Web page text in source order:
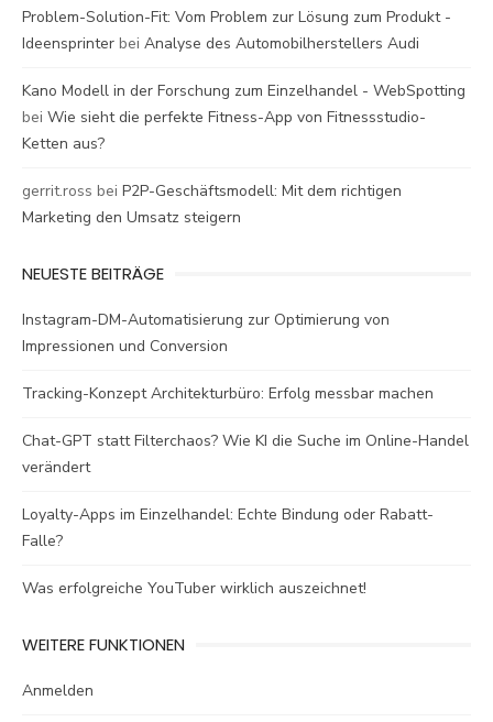
Problem-Solution-Fit: Vom Problem zur Lösung zum Produkt -
Ideensprinter bei Analyse des Automobilherstellers Audi
Kano Modell in der Forschung zum Einzelhandel - WebSpotting
bei Wie sieht die perfekte Fitness-App von Fitnessstudio-
Ketten aus?
gerrit.ross bei P2P-Geschäftsmodell: Mit dem richtigen
Marketing den Umsatz steigern
NEUESTE BEITRÄGE
Instagram-DM-Automatisierung zur Optimierung von
Impressionen und Conversion
Tracking-Konzept Architekturbüro: Erfolg messbar machen
Chat-GPT statt Filterchaos? Wie KI die Suche im Online-Handel
verändert
Loyalty-Apps im Einzelhandel: Echte Bindung oder Rabatt-
Falle?
Was erfolgreiche YouTuber wirklich auszeichnet!
WEITERE FUNKTIONEN
Anmelden